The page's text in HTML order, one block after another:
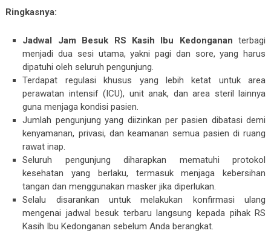
Ringkasnya:
Jadwal Jam Besuk RS Kasih Ibu Kedonganan terbagi
menjadi dua sesi utama, yakni pagi dan sore, yang harus
dipatuhi oleh seluruh pengunjung.
Terdapat regulasi khusus yang lebih ketat untuk area
perawatan intensif (ICU), unit anak, dan area steril lainnya
guna menjaga kondisi pasien.
Jumlah pengunjung yang diizinkan per pasien dibatasi demi
kenyamanan, privasi, dan keamanan semua pasien di ruang
rawat inap.
Seluruh pengunjung diharapkan mematuhi protokol
kesehatan yang berlaku, termasuk menjaga kebersihan
tangan dan menggunakan masker jika diperlukan.
Selalu disarankan untuk melakukan konfirmasi ulang
mengenai jadwal besuk terbaru langsung kepada pihak RS
Kasih Ibu Kedonganan sebelum Anda berangkat.